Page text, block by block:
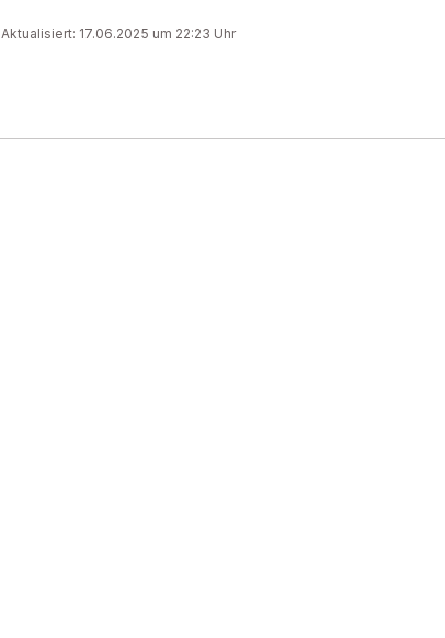
Aktualisiert: 17.06.2025 um 22:23 Uhr